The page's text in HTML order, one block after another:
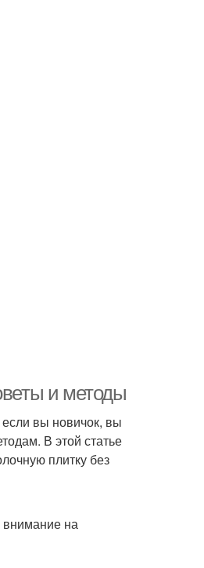
и методы
вы новичок, вы
В этой статье
плитку без
внимание на